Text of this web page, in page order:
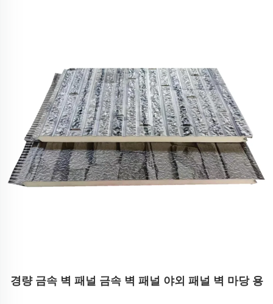
경량 금속 벽 패널 금속 벽 패널 야외 패널 벽 마당 용